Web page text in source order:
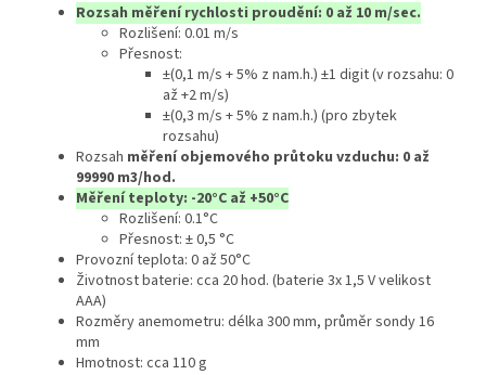
Rozsah měření rychlosti proudění: 0 až 10 m/sec.
Rozlišení: 0.01 m/s
Přesnost:
±(0,1 m/s + 5% z nam.h.) ±1 digit (v rozsahu: 0
až +2 m/s)
±(0,3 m/s + 5% z nam.h.) (pro zbytek
rozsahu)
Rozsah měření objemového průtoku vzduchu: 0 až
99990 m3/hod.
Měření teploty: -20°C až +50°C
Rozlišení: 0.1°C
Přesnost: ± 0,5 °C
Provozní teplota: 0 až 50°C
Životnost baterie: cca 20 hod. (baterie 3x 1,5 V velikost
AAA)
Rozměry anemometru: délka 300 mm, průměr sondy 16
mm
Hmotnost: cca 110 g